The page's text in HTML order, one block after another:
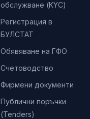
обслужване (KYC)
Регистрация в
БУЛСТАТ
Обявяване на ГФО
Счетоводство
Фирмени документи
Публични поръчки
(Tenders)